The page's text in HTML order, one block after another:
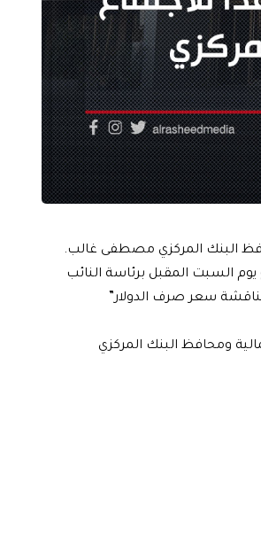
البنك المركزي مصطفى غالب.
يوم السبت المقبل برئاسة النائب
سعر صرف الدولار”
ومحافظ البنك المركزي